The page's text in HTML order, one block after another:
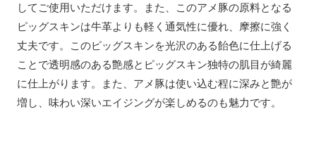
してご使用いただけます。また、このアメ豚の原料となる
ピッグスキンは牛革よりも軽く通気性に優れ、摩擦に強く
丈夫です。このピッグスキンを光沢のある飴色に仕上げる
ことで透明感のある艶感とピッグスキン独特の肌目が綺麗
に仕上がります。また、アメ豚は使い込む程に深みと艶が
増し、味わい深いエイジングが楽しめるのも魅力です。